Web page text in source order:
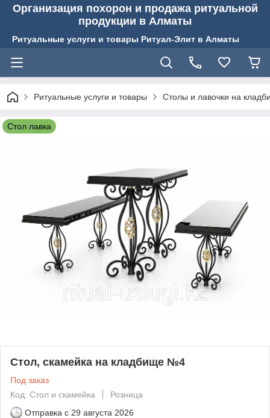
Организация похорон и продажа ритуальной
продукции в Алматы
Ритуальные услуги и товары Ритуал-Элит в Алматы
Ритуальные услуги и товары Столы и лавочки на
Стол лавка
Стол, скамейка на кладбище №4
Под заказ
Код: Стол и скамейка
Розница
Отправка с 29 августа 2026